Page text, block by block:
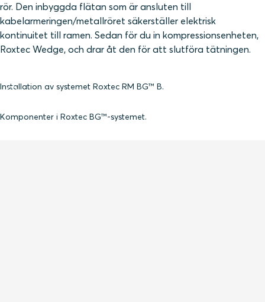
rör. Den inbyggda flätan som är ansluten till
kabelarmeringen/metallröret säkerställer elektrisk
kontinuitet till ramen. Sedan för du in kompressionsenheten,
Roxtec Wedge, och drar åt den för att slutföra tätningen.
Installation av systemet Roxtec RM BG™ B.
Komponenter i Roxtec BG™-systemet.